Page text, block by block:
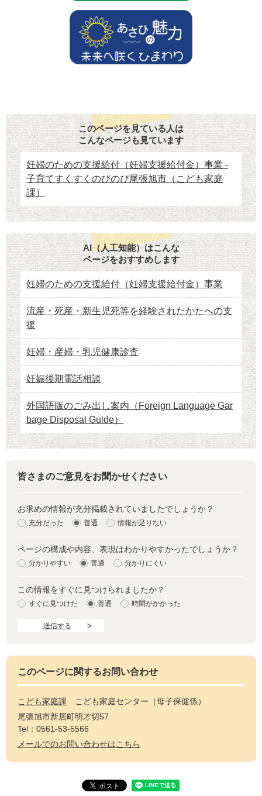
このページを見ている人は
こんなページも見ています
妊婦のための支援給付（妊婦支援給付金）事業 -
子育てすくすくのびのび尾張旭市（こども家庭
課）
AI（人工知能）はこんな
ページをおすすめします
妊婦のための支援給付（妊婦支援給付金）事業
流産・死産・新生児死等を経験されたかたへの支
援
妊婦・産婦・乳児健康診査
妊娠後期電話相談
外国語版のごみ出し案内（Foreign Language Gar
bage Disposal Guide）
皆さまのご意見をお聞かせください
お求めの情報が充分掲載されていましたでしょうか？
充分だった 普通 情報が足りない
ページの構成や内容、表現はわかりやすかったでしょうか？
分かりやすい 普通 分かりにくい
この情報をすぐに見つけられましたか？
すぐに見つけた 普通 時間がかかった
このページに関するお問い合わせ
こども家庭課
こども家庭センター（母子保健係）
尾張旭市新居町明才切57
Tel：0561-53-5566
メールでのお問い合わせはこちら